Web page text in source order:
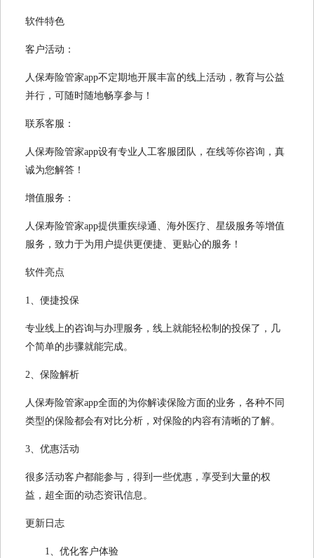
软件特色
客户活动：
人保寿险管家app不定期地开展丰富的线上活动，教育与公益
并行，可随时随地畅享参与！
联系客服：
人保寿险管家app设有专业人工客服团队，在线等你咨询，真
诚为您解答！
增值服务：
人保寿险管家app提供重疾绿通、海外医疗、星级服务等增值
服务，致力于为用户提供更便捷、更贴心的服务！
软件亮点
1、便捷投保
专业线上的咨询与办理服务，线上就能轻松制的投保了，几
个简单的步骤就能完成。
2、保险解析
人保寿险管家app全面的为你解读保险方面的业务，各种不同
类型的保险都会有对比分析，对保险的内容有清晰的了解。
3、优惠活动
很多活动客户都能参与，得到一些优惠，享受到大量的权
益，超全面的动态资讯信息。
更新日志
1、优化客户体验